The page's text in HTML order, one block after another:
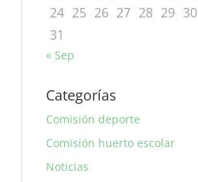
24 25 26 27 28 29 30
31
« Sep
Categorías
Comisión deporte
Comisión huerto escolar
Noticias